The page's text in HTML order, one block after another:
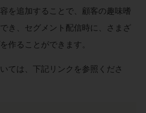
を追加することで、顧客の趣味嗜
き、セグメント配信時に、さまざ
作ることができます。
ては、下記リンクを参照くださ